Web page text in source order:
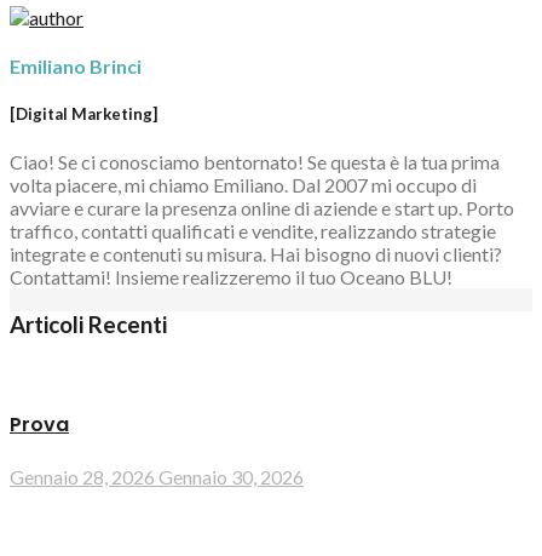
Emiliano Brinci
[Digital Marketing]
Ciao! Se ci conosciamo bentornato! Se questa è la tua prima
volta piacere, mi chiamo Emiliano. Dal 2007 mi occupo di
avviare e curare la presenza online di aziende e start up. Porto
traffico, contatti qualificati e vendite, realizzando strategie
integrate e contenuti su misura. Hai bisogno di nuovi clienti?
Contattami! Insieme realizzeremo il tuo Oceano BLU!
Articoli Recenti
Prova
Gennaio 28, 2026 Gennaio 30, 2026